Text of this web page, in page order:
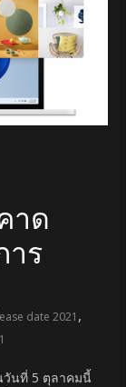
าด
ร
date 2021 ,
วันที่ 5 ตุลาคมนี้